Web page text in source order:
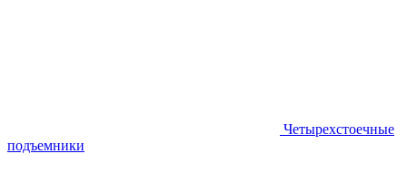
Четырехстоечные
подъемники